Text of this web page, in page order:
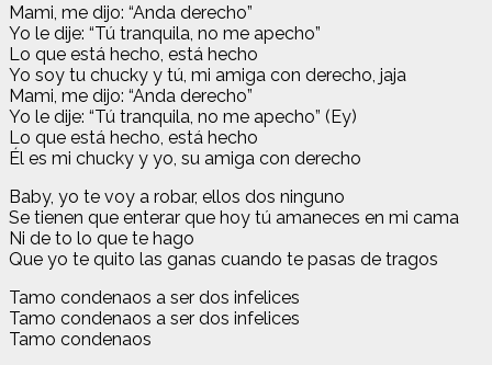
Mami, me dijo: “Anda derecho”
Yo le dije: “Tú tranquila, no me apecho”
Lo que está hecho, está hecho
Yo soy tu chucky y tú, mi amiga con derecho, jaja
Mami, me dijo: “Anda derecho”
Yo le dije: “Tú tranquila, no me apecho” (Ey)
Lo que está hecho, está hecho
Él es mi chucky y yo, su amiga con derecho
Baby, yo te voy a robar, ellos dos ninguno
Se tienen que enterar que hoy tú amaneces en mi cama
Ni de to lo que te hago
Que yo te quito las ganas cuando te pasas de tragos
Tamo condenaos a ser dos infelices
Tamo condenaos a ser dos infelices
Tamo condenaos